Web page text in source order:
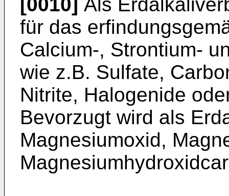
[0010] Als
für das
Calcium-, Strontium-
wie z.B. Sulfate,
Nitrite, Halogenide
Bevorzugt wird als
Magnesiumoxid,